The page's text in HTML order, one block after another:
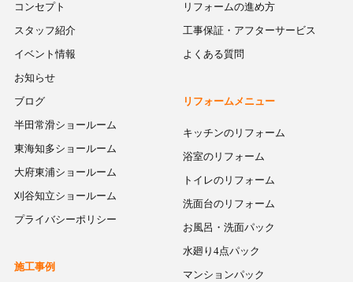
コンセプト
スタッフ紹介
イベント情報
お知らせ
ブログ
半田常滑ショールーム
東海知多ショールーム
大府東浦ショールーム
刈谷知立ショールーム
プライバシーポリシー
リフォームの進め方
工事保証・アフターサービス
よくある質問
リフォームメニュー
キッチンのリフォーム
浴室のリフォーム
トイレのリフォーム
洗面台のリフォーム
お風呂・洗面パック
水廻り4点パック
マンションパック
施工事例